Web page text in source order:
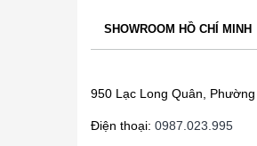
SHOWROOM HỒ CHÍ MINH
950 Lạc Long Quân,
Điện thoại: 0987.023.995